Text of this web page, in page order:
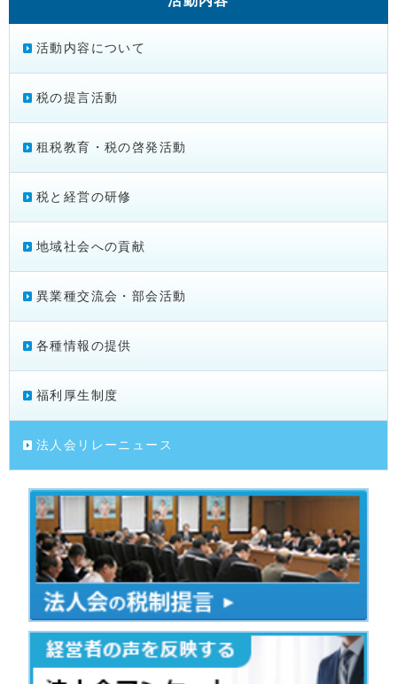
活動内容について
税の提言活動
租税教育・税の啓発活動
税と経営の研修
地域社会への貢献
異業種交流会・部会活動
各種情報の提供
福利厚生制度
法人会リレーニュース